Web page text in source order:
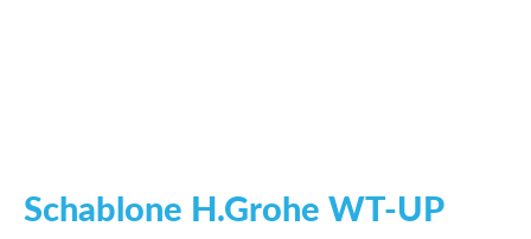
Schablone H.Grohe WT-UP